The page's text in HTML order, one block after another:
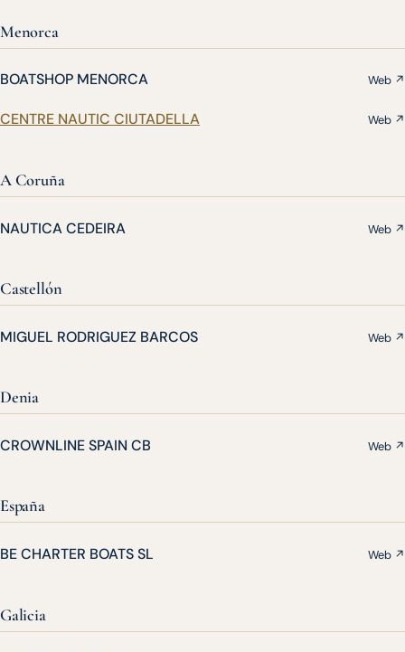
Menorca
BOATSHOP MENORCA Web ↗
CENTRE NAUTIC CIUTADELLA Web ↗
A Coruña
NAUTICA CEDEIRA Web ↗
Castellón
MIGUEL RODRIGUEZ BARCOS Web ↗
Denia
CROWNLINE SPAIN CB Web ↗
España
BE CHARTER BOATS SL Web ↗
Galicia